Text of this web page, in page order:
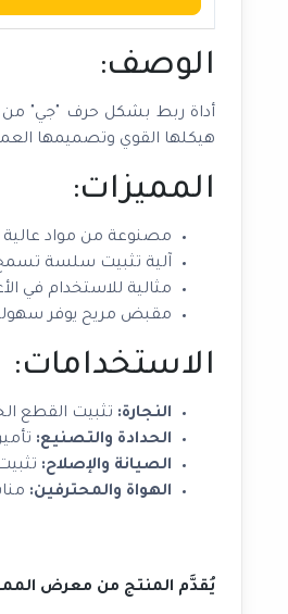
الوصف:
أداة ربط بشكل حرف "جي" من
هيكلها القوي وتصميمها
المميزات:
مصنوعة من مواد عالية
آلية تثبيت سلسة
مثالية للاستخدام في
مقبض مريح يوفر سهولة
الاستخدامات:
النجارة: تثبيت القطع
الحدادة والتصنيع:
الصيانة والإصلاح:
الهواة والمحترفين:
يُقدَّم المنتج من معرض